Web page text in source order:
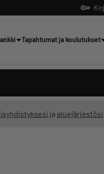
Tapahtumat ja koulutukset
ja aluejärjestösi
tekoälyltä